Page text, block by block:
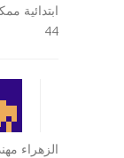
ابتدائية
44
الزهراء